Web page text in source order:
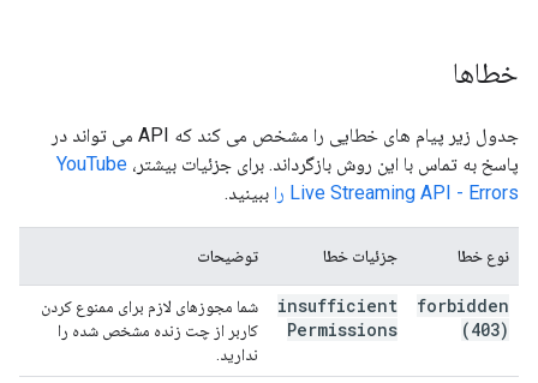
خطاها
جدول زیر پیام های خطایی را مشخص می کند که API می تواند در
پاسخ به تماس با این روش بازگرداند. برای جزئیات بیشتر، YouTube
Live Streaming API - Errors را
ببینید.
نوع خطا جزئیات خطا توضیحات
forbidden
(403)
insufficient
Permissions
شما مجوزهای لازم برای ممنوع کردن
کاربر از چت زنده مشخص شده را
ندارید.